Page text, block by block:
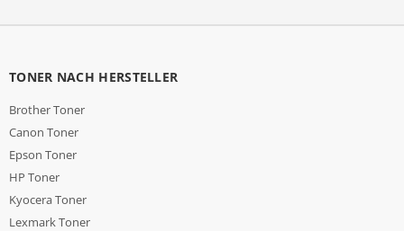
TONER NACH HERSTELLER
Brother Toner
Canon Toner
Epson Toner
HP Toner
Kyocera Toner
Lexmark Toner